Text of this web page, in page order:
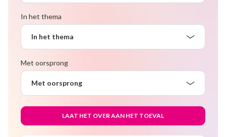
In het thema
In het thema
Met oorsprong
Met oorsprong